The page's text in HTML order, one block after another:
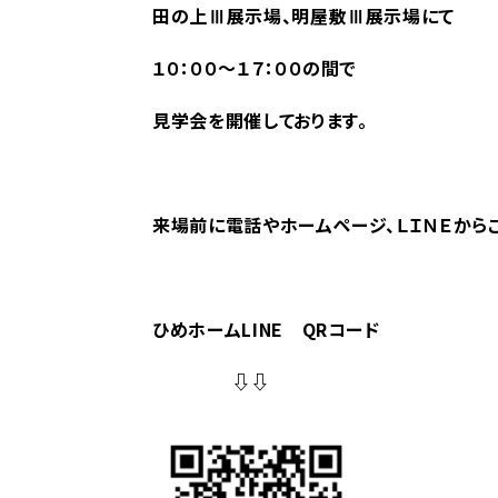
田の上Ⅲ展示場、明屋敷Ⅲ展示場にて
１０：００～１７：００の間で
見学会を開催しております。
来場前に電話やホームページ、ＬＩＮＥか
ひめホームLINE QRコード
⇩⇩